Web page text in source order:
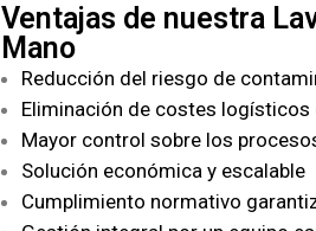
Ventajas de nuestra
Mano
Reducción del riesgo de
Eliminación de costes logísticos
Mayor control sobre los
Solución económica y escalable
Cumplimiento normativo